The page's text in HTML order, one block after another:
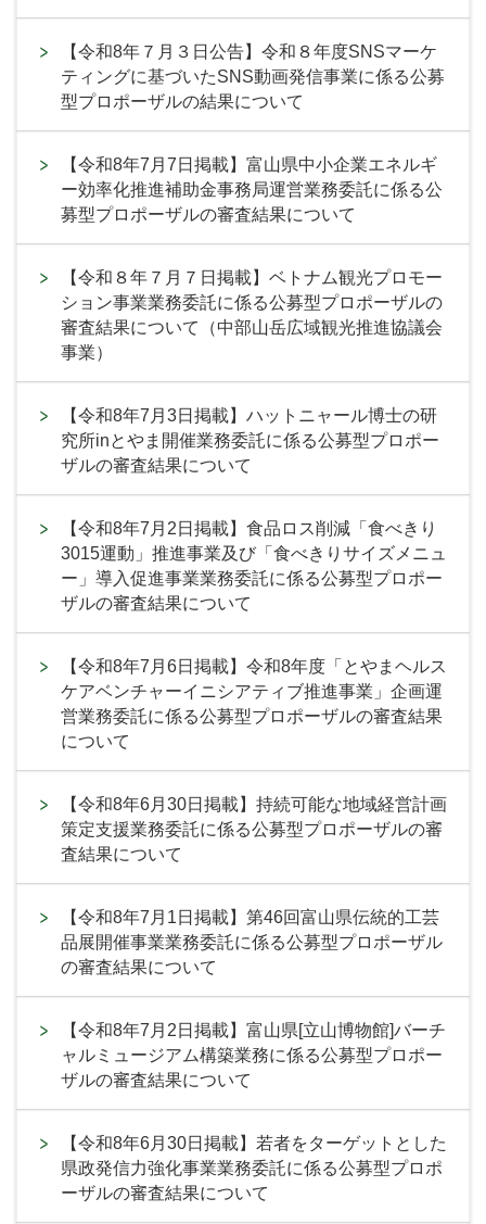
【令和8年７月３日公告】令和８年度SNSマーケ
ティングに基づいたSNS動画発信事業に係る公募
型プロポーザルの結果について
【令和8年7月7日掲載】富山県中小企業エネルギ
ー効率化推進補助金事務局運営業務委託に係る公
募型プロポーザルの審査結果について
【令和８年７月７日掲載】ベトナム観光プロモー
ション事業業務委託に係る公募型プロポーザルの
審査結果について（中部山岳広域観光推進協議会
事業）
【令和8年7月3日掲載】ハットニャール博士の研
究所inとやま開催業務委託に係る公募型プロポー
ザルの審査結果について
【令和8年7月2日掲載】食品ロス削減「食べきり
3015運動」推進事業及び「食べきりサイズメニュ
ー」導入促進事業業務委託に係る公募型プロポー
ザルの審査結果について
【令和8年7月6日掲載】令和8年度「とやまヘルス
ケアベンチャーイニシアティブ推進事業」企画運
営業務委託に係る公募型プロポーザルの審査結果
について
【令和8年6月30日掲載】持続可能な地域経営計画
策定支援業務委託に係る公募型プロポーザルの審
査結果について
【令和8年7月1日掲載】第46回富山県伝統的工芸
品展開催事業業務委託に係る公募型プロポーザル
の審査結果について
【令和8年7月2日掲載】富山県[立山博物館]バーチ
ャルミュージアム構築業務に係る公募型プロポー
ザルの審査結果について
【令和8年6月30日掲載】若者をターゲットとした
県政発信力強化事業業務委託に係る公募型プロポ
ーザルの審査結果について